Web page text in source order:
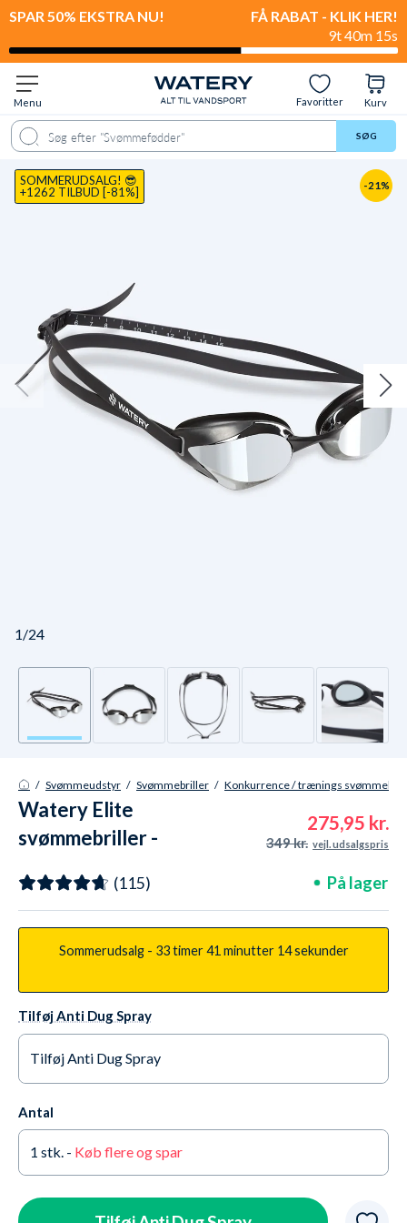
SPAR 50% EKSTRA NU!
FÅ RABAT - KLIK HER!
9t 40m 13s
Menu Favoritter Kurv
SØG
& svar Anbefalet til Levering & retur Video
-21%
SOMMERUDSALG! 😎
+1262 TILBUD [-81%]
1/24
/ Svømmeudstyr / Svømmebriller / Konkurrence / trænings
Watery Elite
svømmebriller -
Sort/sølv
275,95 kr.
349 kr. vejl. udsalgspris
(115) På lager
Sommerudsalg - 33 timer41 minutter 12 sekunder
Tilføj Anti Dug Spray
Tilføj Anti Dug Spray
Nej tak På lager
Antal
1 stk. - Køb flere og spar